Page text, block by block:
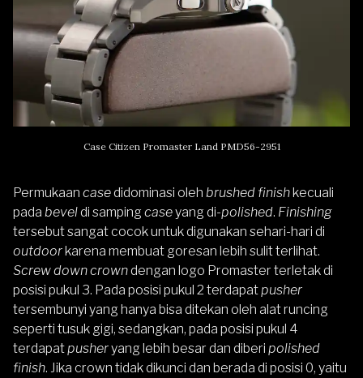
Case Citizen Promaster Land PMD56-2951
Permukaan casedidominasi oleh brushed finishkecuali
pada beveldi samping caseyang di-polished. Finishing
tersebut sangat cocok untuk digunakan sehari-hari di
outdoorkarena membuat goresan lebih sulit terlihat.
Screw down crowndengan logo Promaster terletak di
posisi pukul 3. Pada posisi pukul 2 terdapat pusher
tersembunyi yang hanya bisa ditekan oleh alat runcing
seperti tusuk gigi, sedangkan, pada posisi pukul 4
terdapat pusheryang lebih besar dan diberi polished
finish. Jika crown tidak dikunci dan berada di posisi 0, yaitu